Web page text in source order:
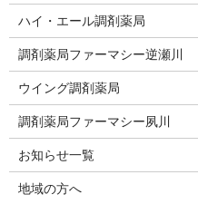
ハイ・エール調剤薬局
調剤薬局ファーマシー逆瀬川
ウイング調剤薬局
調剤薬局ファーマシー夙川
お知らせ一覧
地域の方へ